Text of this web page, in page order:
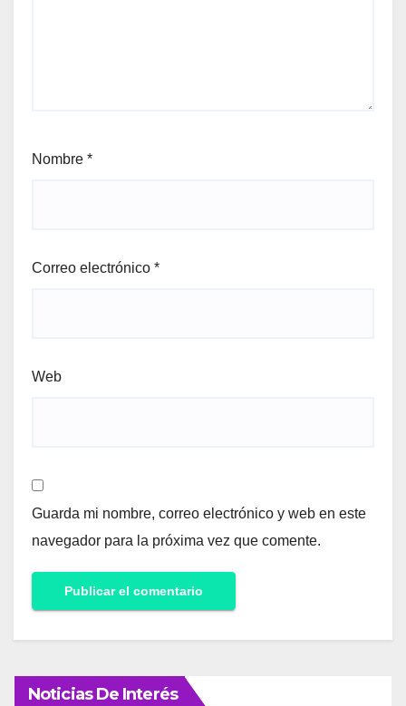
Nombre *
Correo electrónico *
Web
Guarda mi nombre, correo electrónico y web en este
navegador para la próxima vez que comente.
Noticias De Interés